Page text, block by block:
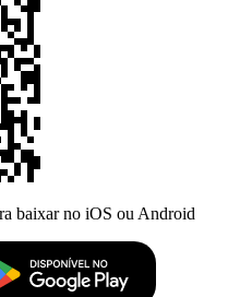
baixar no iOS ou Android